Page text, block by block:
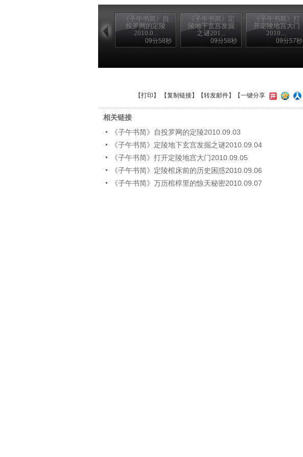
《子午书简》自
投罗网的定陵
2010.0...
09分58秒
《子午书简》定
陵地下玄宫发掘
之谜201...
09分58秒
《子午书简》打
开定陵地宫大门
2010....
09分57秒
【打印 】 【复制链接】【转发邮件】 【一键分享
相关链接
《子午书简》自投罗网的定陵2010.09.03
《子午书简》定陵地下玄宫发掘之谜2010.09.04
《子午书简》打开定陵地宫大门2010.09.05
《子午书简》定陵棺床前的历史困惑2010.09.06
《子午书简》万历棺椁里的惊天秘密2010.09.07